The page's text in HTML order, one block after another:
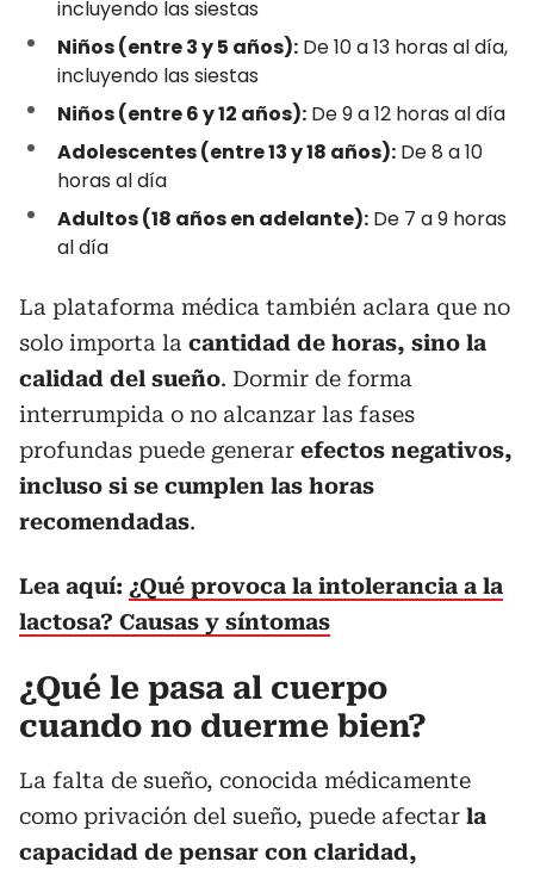
incluyendo las siestas
Niños (entre 3 y 5 años): De 10 a 13 horas al día,
incluyendo las siestas
Niños (entre 6 y 12 años): De 9 a 12 horas al día
Adolescentes (entre 13 y 18 años): De 8 a 10
horas al día
Adultos (18 años en adelante): De 7 a 9 horas
al día
La plataforma médica también aclara que no
solo importa la cantidad de horas, sino la
calidad del sueño. Dormir de forma
interrumpida o no alcanzar las fases
profundas puede generar efectos negativos,
incluso si se cumplen las horas
recomendadas.
Lea aquí: ¿Qué provoca la intolerancia a la
lactosa? Causas y síntomas
¿Qué le pasa al cuerpo
cuando no duerme bien?
La falta de sueño, conocida médicamente
como privación del sueño, puede afectar la
capacidad de pensar con claridad,